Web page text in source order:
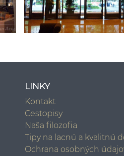
LINKY
Kontakt
Cestopisy
Naša filozofia
Tipy na lacnú a kvalitnú
Ochrana osobných